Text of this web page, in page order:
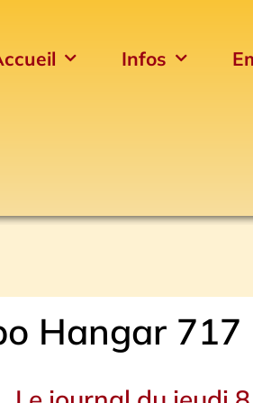
Infos
Hangar 717